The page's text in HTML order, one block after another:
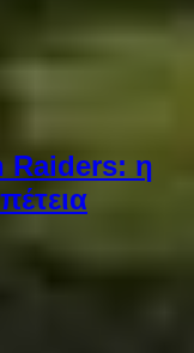
Raiders: η